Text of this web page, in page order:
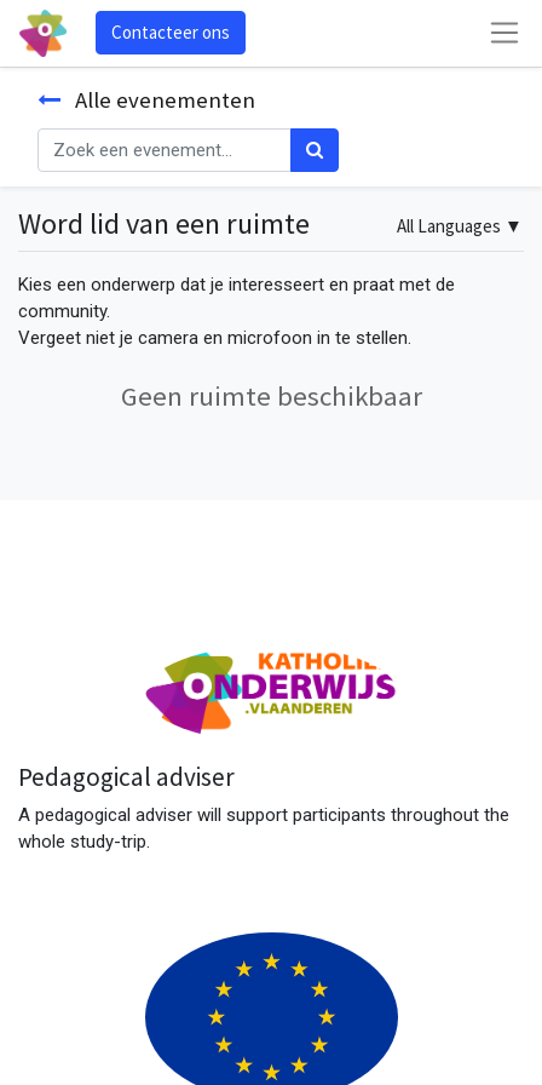
Contacteer ons
Alle evenementen
Word lid van een ruimte All Languages ▼
Kies een onderwerp dat je interesseert en praat met de
community.
Vergeet niet je camera en microfoon in te stellen.
Geen ruimte beschikbaar
Pedagogical adviser
A pedagogical adviser will support participants throughout the
whole study-trip.